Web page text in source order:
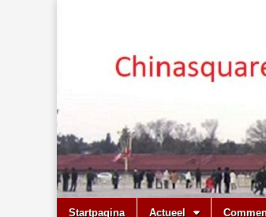
Main
Skip
Startpagina Actueel